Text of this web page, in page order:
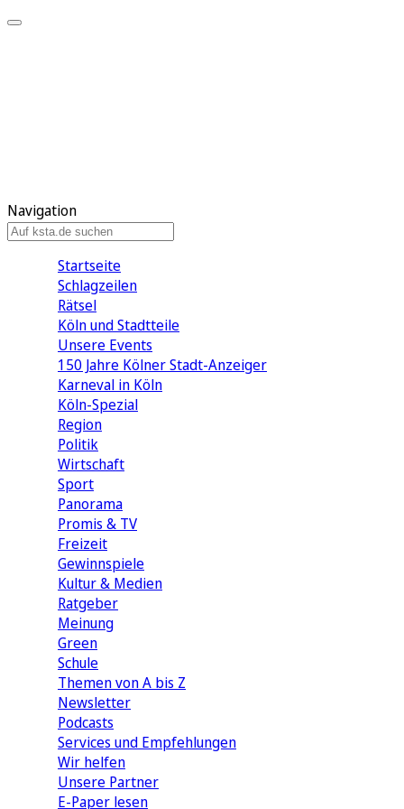
Navigation
Startseite
Schlagzeilen
Rätsel
Köln und Stadtteile
Unsere Events
150 Jahre Kölner Stadt-Anzeiger
Karneval in Köln
Köln-Spezial
Region
Politik
Wirtschaft
Sport
Panorama
Promis & TV
Freizeit
Gewinnspiele
Kultur & Medien
Ratgeber
Meinung
Green
Schule
Themen von A bis Z
Newsletter
Podcasts
Services und Empfehlungen
Wir helfen
Unsere Partner
E-Paper lesen